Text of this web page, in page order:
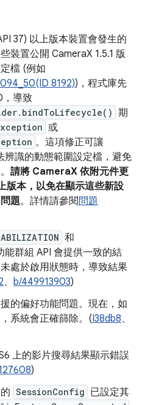
37) 以上版本裝置會發生的
裝置公開 CameraX 1.5.1 版
檔 (例如
8192))，程式庫先
，導致
期
或
。這項修正可讓
辨識的動態範圍設定檔，避免
請將 CameraX 依附元件更
版本，以免在顯示這些新設
題。詳情請參閱 問題
和
能群組 API 會提供一致的結
處於啟用狀態時，導致結果
、 b/449913903)
的偏好功能問題。現在，如
系統會正確篩除。(I38db8、
上的影片搜尋結果顯示錯誤
)
SessionConfig 已設定其